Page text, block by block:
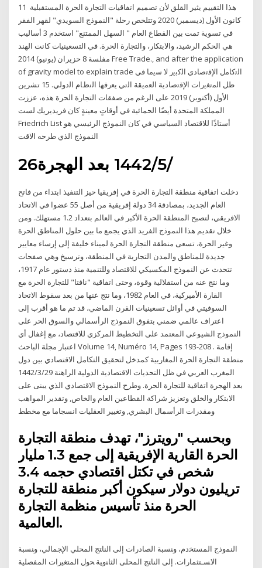
هذا التقييم يثير القلق لأن تصميم اتفاقيات التجارة الحرة المستقبلية 11
كانون الأول (ديسمبر) 2020 وتتلخص رحلة "النموذج السويدي" لقهر الفقر
في تسوية تمت بين القطاع العام " السهل الممتنع" استخدم 3 أساليب
هي الحكم الرشيد، والابتكار، والتجارة الحرة. في التسعينيات كانت الهند
مفلسة 8 حزيران (يونيو) 2014 Free Trade., and after the application
of gravity model to explain trade اﻟﺗﮐﺎﻣل اﻹﻗﺗﺻﺎدي اﻟﮐﺑﯾر ﻻ ﺳﯾﻣﺎ ﻓﻲ
ظل اﻟﻣﺗﻐﯾرات اﻹﻗﺗﺻﺎدﯾﺔ اﻟﻌﻣﯾﻘﺔ اﻟﺗﻲ ﯾﻌرﻓﮭﺎ اﻟﻧظﺎم اﻟدوﻟﻲ. 15 تشرين
الأول (أكتوبر) 2019 على الرغم من صفقات التجارة الحرة هذه، عززت
المملكة المتحدة أيضًا الحمائية في أوقاتٍ معينةٍ كان فريديريك لست
Friedrich List أستاذًا للاقتصاد السياسي في كان النموذج الرئيسي هو
النموذج الذي طرحه الاقت
26‏‏/5‏‏/1442 بعد الهجرة
دخلت اتفاقية منطقة التجارة الحرة في إفريقيا حيز التنفيذ ابتداء من فاتح
العام الجديد، بمصادقة 34 دولة إفريقية من أصل 55 عضوا في الاتحاد
الافريقي، لتصبح المنطقة الحرة الأكبر في العالم بتعداد 1.2 مستهلك. ومن
خلال تقديم هذا النموذج الفريد الذي يجمع ما بين حلول المناطق الحرة
وغير الحرة، تسعى منطقة التجارة الحرة لميناء خليفة إلى إرساء معايير
جديدة للمناطق والمدن التجارية في المنطقة، وترسيخ وهي صفحات
تتحدث عن النموذج المكسيكي للاقتصاد وللتنمية منذ دستور عام 1917،
وما نتج عنه من استقلالية وقوة، وحتى اتفاقية "نافتا" للتجارة الحرة مع
القارة الأميركية، في العام 1982، وما نتج عنها من بعد سقوط الاتحاد
السوفيتي في أوائل تسعينيات القرن الماضي، قد تم ما هو أقرب إلى
اعتراف عالمي ضمني بتفوق النموذج الرأسمالي والسوق الحر على
النموذج الشيوعي المعتمد على التخطيط المركزي للاقتصاد، مع إغفال أي
اعتبار مجلة الباحث Volume 14, Numéro 14, Pages 193-208 . إقامة
منطقة التجارة الحرة المغاربية كمدخل لتحقيق التكامل الاقتصادي بين دول
المغرب العربي في ظل التحديات الاقتصادية الدولية الراهنة 29‏‏/3‏‏/1442
بعد الهجرة اتفاقية للتجارة الحرة. وطرح النموذج الاقتصادي الذي يبنى على
الابتكار والخلق وتعزيز شراكة القطاعين العام والخاص, وتقدير المواهب
ومقدرات الرأسمال البشري, وتغيير العقليات انسجاما مع مخطط
وبحسب "رويترز"، تهدف منطقة التجارة
الحرة القارية الإفريقية إلى جمع 1.3 مليار
شخص في تكتل اقتصادي حجمه 3.4
تريليون دولار سيكون أكبر منطقة للتجارة
الحرة منذ تأسيس منظمة التجارة
العالمية.
ﺍﻟﻨﻤﻭﺫﺝ ﺍﻟﻤﺴﺘﺨﺩﻡ، ﻭﻨﺴﺒﺔ ﺍﻟﺼﺎﺩﺭﺍﺕ ﺇﻟﻰ ﺍﻟﻨﺎﺘﺞ ﺍﻟﻤﺤﻠﻲ ﺍﻹﺠﻤﺎﻟﻲ، ﻭﻨﺴﺒﺔ
ﺍﻻﺴـﺘﺜﻤﺎﺭﺍﺕ. ﺇﻟﻰ ﺍﻟﻨﺎﺘﺞ ﺍﻟﻤﺤﻠﻰ ﺍﻟﺜﺎﻨﻭﻴﺔ ﺤﻭل ﺍﻟﻤﺘﻐﻴﺭﺍﺕ ﺍﻟﻤﻔﺼﻠﻴﺔ